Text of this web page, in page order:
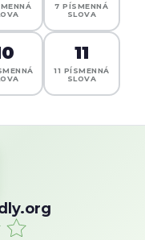
7 PÍSMENNÁ
SLOVA
11
11 PÍSMENNÁ
SLOVA